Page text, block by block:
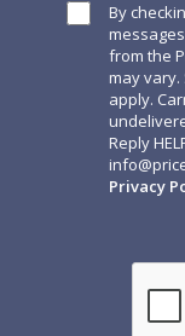
By
from the
may
apply.
Reply
Privacy